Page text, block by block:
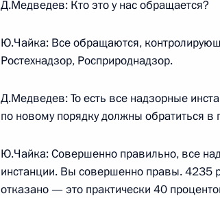
Федеральный закон о ратификации
27 июля 2009 года, 09:20
Дмитрий Медведев подписал
судейского сообщества в Российской
27 июля 2009 года, 09:10
Д.Медведев: Кто это у нас обращается?
Ю.Чайка: Все обращаются,
Ростехнадзор, Росприроднадзор.
Д.Медведев: То есть все надзорные
по новому порядку должны обратиться в
Ю.Чайка: Совершенно правильно, все
инстанции. Вы совершенно правы. 4235
отказано — это практически 40